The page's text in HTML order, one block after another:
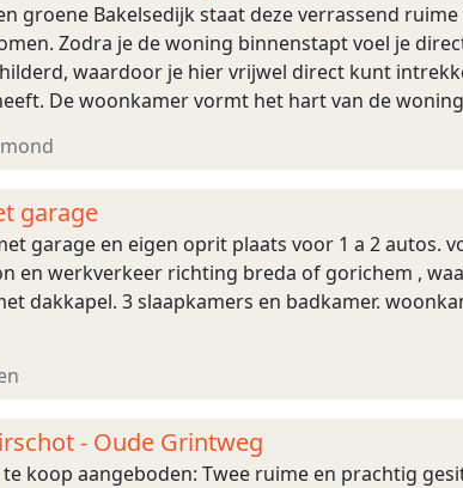
groene Bakelsedijk staat deze verrassend
Zodra je de woning binnenstapt voel je
waardoor je hier vrijwel direct kunt
De woonkamer vormt het hart van de
garage
garage en eigen oprit plaats voor 1 a 2 autos.
en werkverkeer richting breda of gorichem ,
dakkapel. 3 slaapkamers en badkamer.
- Oude Grintweg
koop aangeboden: Twee ruime en prachtig